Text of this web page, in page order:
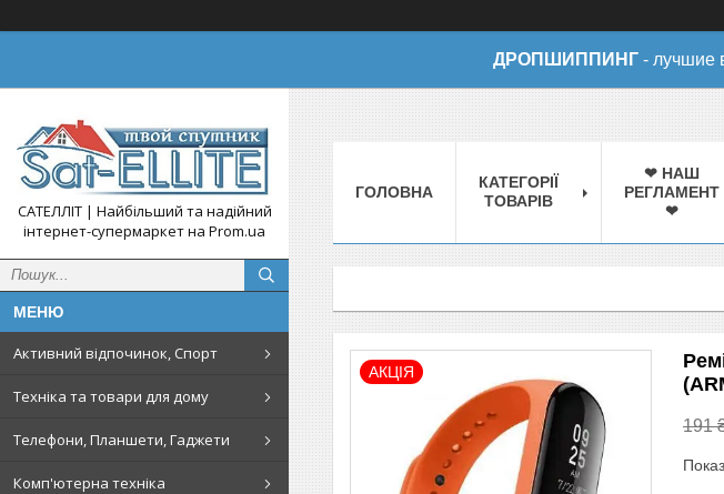
ДРОПШИППИНГ - лучшие
САТЕЛЛІТ | Найбільший та надійний
інтернет-супермаркет на Prom.ua
Активний відпочинок, Спорт
Техніка та товари для дому
Телефони, Планшети, Гаджети
Комп'ютерна техніка
ГОЛОВНА
КАТЕГОРІЇ
ТОВАРІВ
❤ НАШ
РЕГЛАМЕНТ
❤
АКЦІЯ
191